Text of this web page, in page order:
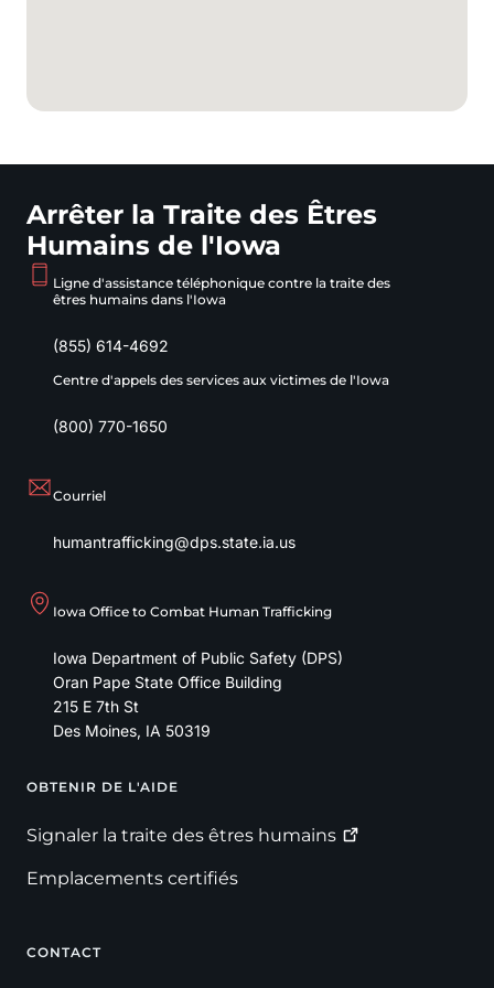
Arrêter la Traite des Êtres
Humains de l'Iowa
Ligne d'assistance téléphonique contre la traite des
êtres humains dans l'Iowa
(855) 614-4692
Centre d'appels des services aux victimes de l'Iowa
(800) 770-1650
Courriel
humantrafficking@dps.state.ia.us
Iowa Office to Combat Human Trafficking
Iowa Department of Public Safety (DPS)
Oran Pape State Office Building
215 E 7th St
Des Moines, IA 50319
Footer
OBTENIR DE L'AIDE
Signaler la traite des êtres humains
Emplacements certifiés
CONTACT